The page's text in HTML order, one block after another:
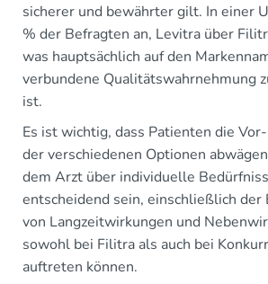
sicherer und bewährter gilt. In einer
% der Befragten an, Levitra über
was hauptsächlich auf den
verbundene Qualitätswahrnehmung
ist.
Es ist wichtig, dass Patienten die
der verschiedenen Optionen
dem Arzt über individuelle
entscheidend sein, einschließlich der
von Langzeitwirkungen und
sowohl bei Filitra als auch bei
auftreten können.